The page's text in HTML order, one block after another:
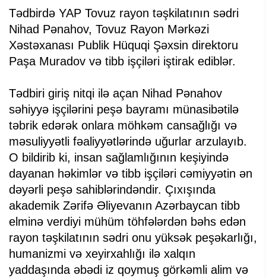
Tədbirdə YAP Tovuz rayon təşkilatının sədri
Nihad Pənahov, Tovuz Rayon Mərkəzi
Xəstəxanası Publik Hüquqi Şəxsin direktoru
Paşa Muradov və tibb işçiləri iştirak ediblər.
Tədbiri giriş nitqi ilə açan Nihad Pənahov
səhiyyə işçilərini peşə bayramı münasibətilə
təbrik edərək onlara möhkəm cansağlığı və
məsuliyyətli fəaliyyətlərində uğurlar arzulayıb.
O bildirib ki, insan sağlamlığının keşiyində
dayanan həkimlər və tibb işçiləri cəmiyyətin ən
dəyərli peşə sahiblərindəndir. Çıxışında
akademik Zərifə Əliyevanın Azərbaycan tibb
elminə verdiyi mühüm töhfələrdən bəhs edən
rayon təşkilatının sədri onu yüksək peşəkarlığı,
humanizmi və xeyirxahlığı ilə xalqın
yaddaşında əbədi iz qoymuş görkəmli alim və